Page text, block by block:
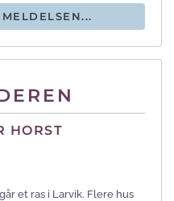
HORST
et ras i Larvik. Flere hus